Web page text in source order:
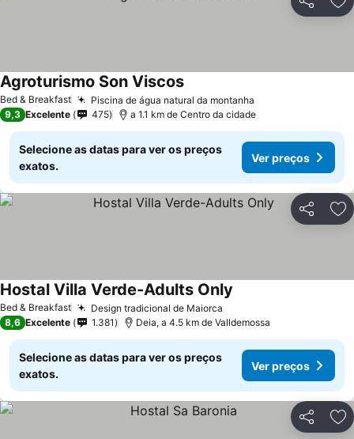
Partilhar
Bed & Breakfast Piscina de água natural da montanha
Agroturismo Son Viscos
9,3 Excelente 475 a 1.1 km de Centro da cidade
Selecione as datas para ver os preços
exatos.
Ver preços
Partilhar
Bed & Breakfast Design tradicional de Maiorca
Hostal Villa Verde-Adults Only
8,6 Excelente 1.381 Deia, a 4.5 km de Valldemossa
Selecione as datas para ver os preços
exatos.
Ver preços
Partilhar